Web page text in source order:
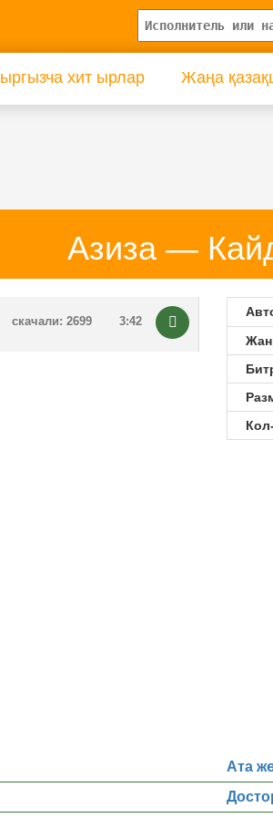
хит ырлар Жаңа
Азиза —
3:42
скачали: 2699
Ата